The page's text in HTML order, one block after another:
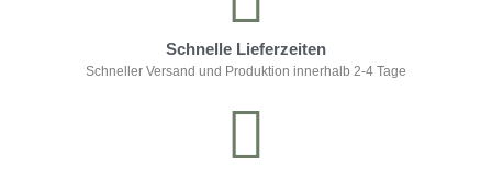
Schnelle Lieferzeiten
Schneller Versand und Produktion innerhalb 2-4 Tage